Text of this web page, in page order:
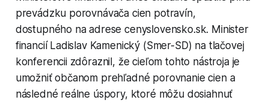
prevádzku porovnávača cien potravín,
dostupného na adrese cenyslovensko.sk. Minister
financií Ladislav Kamenický (Smer-SD) na tlačovej
konferencii zdôraznil, že cieľom tohto nástroja je
umožniť občanom prehľadné porovnanie cien a
následné reálne úspory, ktoré môžu dosiahnuť